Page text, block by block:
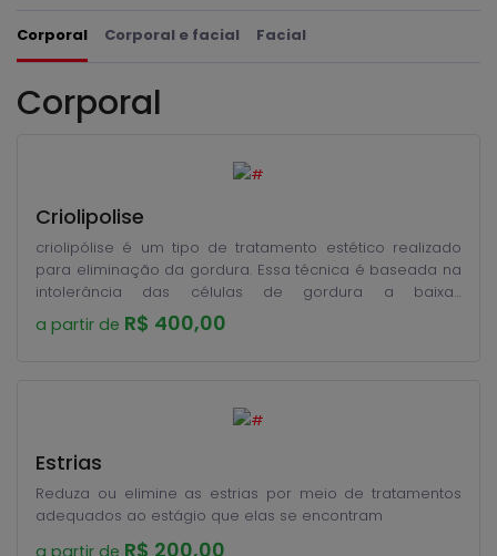
Corporal Corporal e facial Facial
Corporal
Criolipolise
criolipólise é um tipo de tratamento estético realizado
para eliminação da gordura. Essa técnica é baseada na
intolerância das células de gordura a baixas
temperaturas, rompendo-se quando estimuladas pelo
equipamento. A criolipólise garante a eliminação de
a partir de R$ 400,00
Estrias
Reduza ou elimine as estrias por meio de tratamentos
adequados ao estágio que elas se encontram
a partir de R$ 200,00